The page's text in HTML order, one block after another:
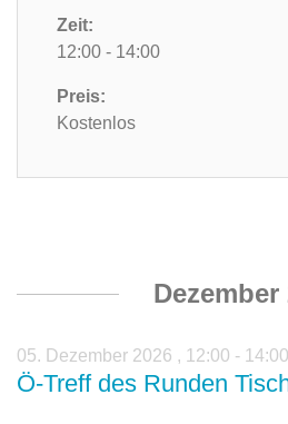
Zeit:
12:00 - 14:00
Preis:
Kostenlos
Dezember
05. Dezember 2026 , 12:00 -
Ö-Treff des Runden